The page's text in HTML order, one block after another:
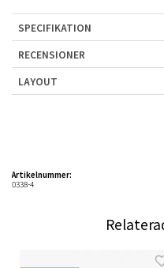
SPECIFIKATION
RECENSIONER
LAYOUT
Artikelnummer:
0338-4